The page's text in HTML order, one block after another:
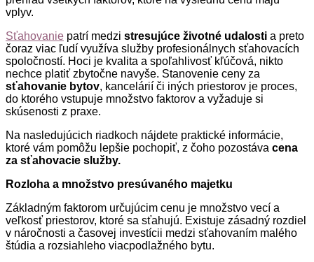
vplyv.
Sťahovanie patrí medzi stresujúce životné udalosti a preto
čoraz viac ľudí využíva služby profesionálnych sťahovacích
spoločností. Hoci je kvalita a spoľahlivosť kľúčová, nikto
nechce platiť zbytočne navyše. Stanovenie ceny za
sťahovanie bytov, kancelárií či iných priestorov je proces,
do ktorého vstupuje množstvo faktorov a vyžaduje si
skúsenosti z praxe.
Na nasledujúcich riadkoch nájdete praktické informácie,
ktoré vám pomôžu lepšie pochopiť, z čoho pozostáva cena
za sťahovacie služby.
Rozloha a množstvo presúvaného majetku
Základným faktorom určujúcim cenu je množstvo vecí a
veľkosť priestorov, ktoré sa sťahujú. Existuje zásadný rozdiel
v náročnosti a časovej investícii medzi sťahovaním malého
štúdia a rozsiahleho viacpodlažného bytu.